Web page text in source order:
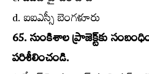
d. ఐఐఎస్సీ బెంగళూరు
65. సుంకిశాల ప్రాజెక్ట్‌కు
పరిశీలించండి.